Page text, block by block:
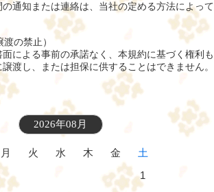
通知または連絡は、当社の定める方法によって
の禁止）
による事前の承諾なく、本規約に基づく権利も
渡し、または担保に供することはできません。
2026年08月
月 火 水 木 金
土
1